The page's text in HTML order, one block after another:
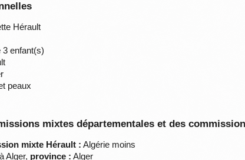
Hérault
3 enfant(s)
peaux
mixtes départementales et des
mixte Hérault : Algérie moins
à Alger, province : Alger